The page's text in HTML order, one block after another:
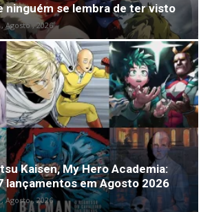
ninguém se lembra de ter visto
, Agosto , 2026
Kaisen, My Hero Academia:
lançamentos em Agosto 2026
, Agosto , 2026